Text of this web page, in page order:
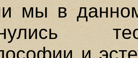
мы в